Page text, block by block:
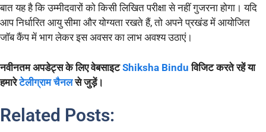
बात यह है कि उम्मीदवारों को किसी लिखित परीक्षा से नहीं गुजरना होगा। यदि
आप निर्धारित आयु सीमा और योग्यता रखते हैं, तो अपने प्रखंड में आयोजित
जॉब कैंप में भाग लेकर इस अवसर का लाभ अवश्य उठाएं।
नवीनतम अपडेट्स के लिए वेबसाइटShiksha Bindu विजिट करते रहें या
हमारेटेलीग्राम चैनल से जुड़ें।
Related Posts: